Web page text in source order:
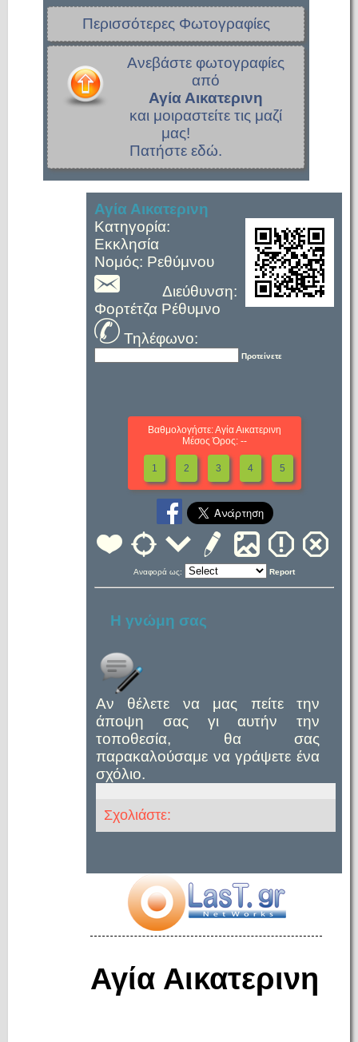
Περισσότερες Φωτογραφίες
Ανεβάστε φωτογραφίες
από
Αγία Αικατερινη
και μοιραστείτε τις μαζί
μας!
Πατήστε εδώ.
Αγία Αικατερινη
Κατηγορία:
Εκκλησία
Νομός: Ρεθύμνου
Διεύθυνση:
Φορτέτζα Ρέθυμνο
Τηλέφωνο:
Προτείνετε
Βαθμολογήστε: Αγία Αικατερινη
Μέσος Όρος: --
1 2 3 4 5
Αναφορά ως: Report
Η γνώμη σας
Αν θέλετε να μας πείτε την
άποψη σας γι αυτήν την
τοποθεσία, θα σας
παρακαλούσαμε να γράψετε ένα
σχόλιο.
Σχολιάστε:
Αγία Αικατερινη